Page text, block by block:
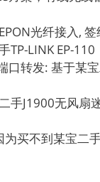
光纤接入,
TP-LINK EP-
口转发: 基于某
手J1900无风扇
为买不到某宝二